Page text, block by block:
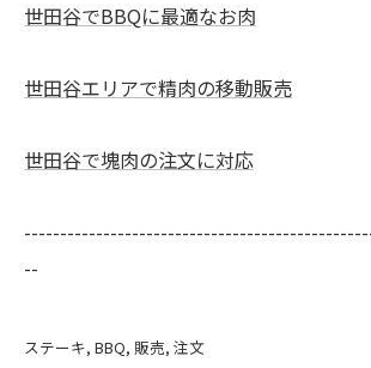
世田谷でBBQに最適なお肉
世田谷エリアで精肉の移動販売
世田谷で塊肉の注文に対応
--
ステーキ BBQ 販売 注文